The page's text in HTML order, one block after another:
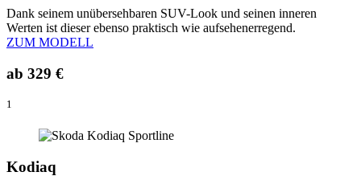
Dank seinem unübersehbaren SUV-Look und seinen inneren
Werten ist dieser ebenso praktisch wie aufsehenerregend.
ZUM MODELL
ab 329 €
1
Kodiaq